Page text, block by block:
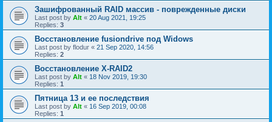
Зашифрованный RAID массив - поврежденные диски
Last post by Alt « 20 Aug 2021, 19:25
Replies: 3
Восстановление fusiondrive под Widows
Last post by flodur « 21 Sep 2020, 14:56
Replies: 2
Восстановление X-RAID2
Last post by Alt « 18 Nov 2019, 19:30
Replies: 1
Пятница 13 и ее последствия
Last post by Alt « 16 Sep 2019, 00:08
Replies: 1